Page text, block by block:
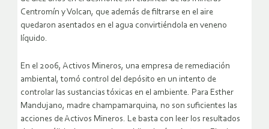
Centromín y Volcan, que además de filtrarse en el aire
quedaron asentados en el agua convirtiéndola en veneno
líquido.
En el 2006, Activos Mineros, una empresa de remediación
ambiental, tomó control del depósito en un intento de
controlar las sustancias tóxicas en el ambiente. Para Esther
Mandujano, madre champamarquina, no son suficientes las
acciones de Activos Mineros. Le basta con leer los resultados